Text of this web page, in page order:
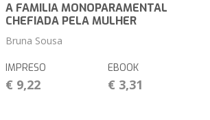
A FAMILIA MONOPARAMENTAL
CHEFIADA PELA MULHER
Bruna Sousa
IMPRESO
€ 9,22
EBOOK
€ 3,31